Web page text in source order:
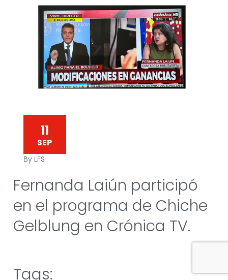
11
SEP
By LFS
Fernanda Laiún participó
en el programa de Chiche
Gelblung en Crónica TV.
Tags: